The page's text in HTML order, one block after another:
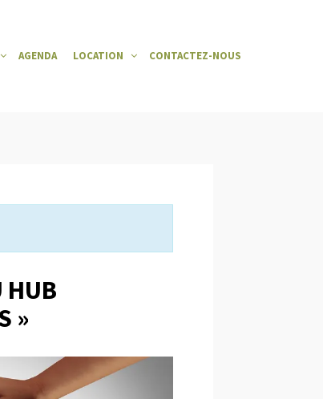
AGENDA LOCATION CONTACTEZ-NOUS
HUB
»